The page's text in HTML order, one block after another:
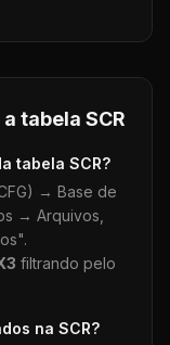
tabela SCR
tabela SCR?
→ Base de
→ Arquivos,
filtrando pelo
na SCR?